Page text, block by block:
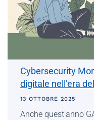
Cybersecurity
digitale nell’era
13 OTTOBRE 2025
Anche quest’anno